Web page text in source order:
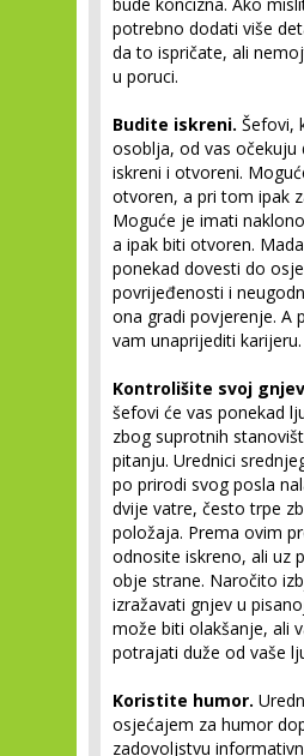
potrebno dodati više
da to ispričate, ali
u poruci.
Budite iskreni. Šefovi,
osoblja, od vas očekuju
iskreni i otvoreni.
otvoren, a pri tom ipak
Moguće je imati
a ipak biti otvoren.
ponekad dovesti do
povrijeđenosti i
ona gradi povjerenje. A
vam unaprijediti karijeru.
Kontrolišite svoj
šefovi će vas ponekad
zbog suprotnih
pitanju. Urednici
po prirodi svog posla
dvije vatre, često trpe
položaja. Prema ovim
odnosite iskreno, ali uz
obje strane. Naročito
izražavati gnjev u
može biti olakšanje, ali
potrajati duže od vaše
Koristite humor.
osjećajem za humor
zadovoljstvu